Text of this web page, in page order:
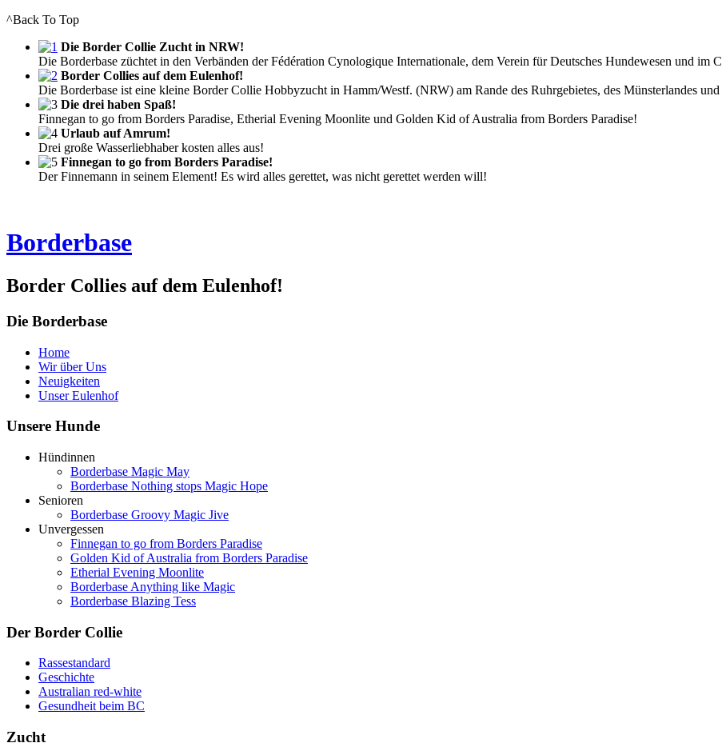
^Back To Top
Die Border Collie Zucht in NRW!
Die Borderbase züchtet in den Verbänden der Fédération Cynologique Internationale, dem Verein für Deutsches Hundewesen und im
Border Collies auf dem Eulenhof!
Die Borderbase ist eine kleine Border Collie Hobbyzucht in Hamm/Westf. (NRW) am Rande des Ruhrgebietes, des Münsterlandes und
Die drei haben Spaß!
Finnegan to go from Borders Paradise, Etherial Evening Moonlite und Golden Kid of Australia from Borders Paradise!
Urlaub auf Amrum!
Drei große Wasserliebhaber kosten alles aus!
Finnegan to go from Borders Paradise!
Der Finnemann in seinem Element! Es wird alles gerettet, was nicht gerettet werden will!
Borderbase
Border Collies auf dem Eulenhof!
Die Borderbase
Home
Wir über Uns
Neuigkeiten
Unser Eulenhof
Unsere Hunde
Hündinnen
Borderbase Magic May
Borderbase Nothing stops Magic Hope
Senioren
Borderbase Groovy Magic Jive
Unvergessen
Finnegan to go from Borders Paradise
Golden Kid of Australia from Borders Paradise
Etherial Evening Moonlite
Borderbase Anything like Magic
Borderbase Blazing Tess
Der Border Collie
Rassestandard
Geschichte
Australian red-white
Gesundheit beim BC
Zucht